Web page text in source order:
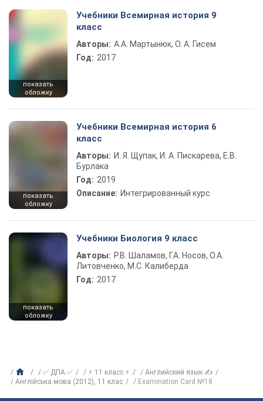
показать
обложку
Учебники Всемирная история 9
класс
Авторы: А.А. Мартынюк, О. А. Гисем
Год: 2017
показать
обложку
Учебники Всемирная история 6
класс
Авторы: И. Я. Щупак, И. А. Пискарева, Е.В.
Бурлака
Год: 2019
Описание: Интегрированный курс
показать
обложку
Учебники Биология 9 класс
Авторы: Р.В. Шаламов, Г.А. Носов, О.А.
Литовченко, М.С. Калиберда
Год: 2017
✅ ДПА ✅ ⚡ 11 класс ⚡
Английский язык ✍
Англійська мова (2012), 11 клас
Examination Card №18